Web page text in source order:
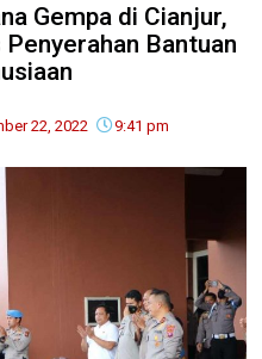
Gempa di Cianjur,
Bantuan
22, 2022 9:41 pm